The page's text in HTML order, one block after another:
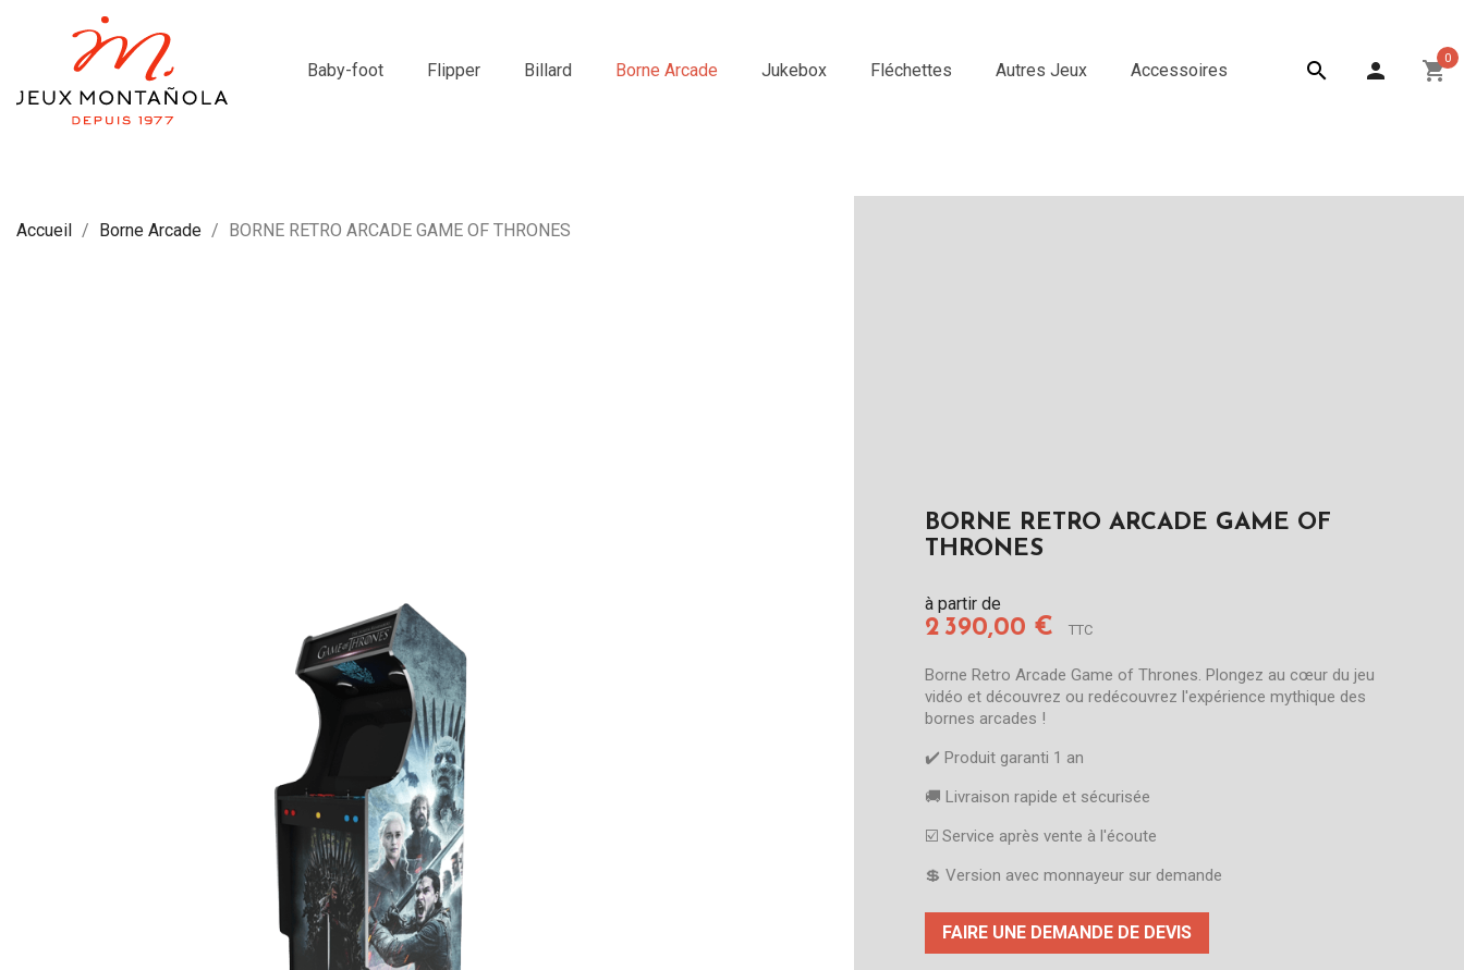
Baby-foot Flipper Billard Borne Arcade Jukebox Fléchettes Autres Jeux Accessoires  person shopping_cart0
Accueil Borne Arcade BORNE RETRO ARCADE GAME OF THRONES
BORNE RETRO ARCADE GAME OF
THRONES
à partir de
2 390,00 € TTC
Borne Retro Arcade Game of Thrones. Plongez au cœur du jeu
vidéo et découvrez ou redécouvrez l'expérience mythique des
bornes arcades !
✔️​ Produit garanti 1 an
🚚​ Livraison rapide et sécurisée
☑️​ Service après vente à l'écoute
💲 Version avec monnayeur sur demande
FAIRE UNE DEMANDE DE DEVIS